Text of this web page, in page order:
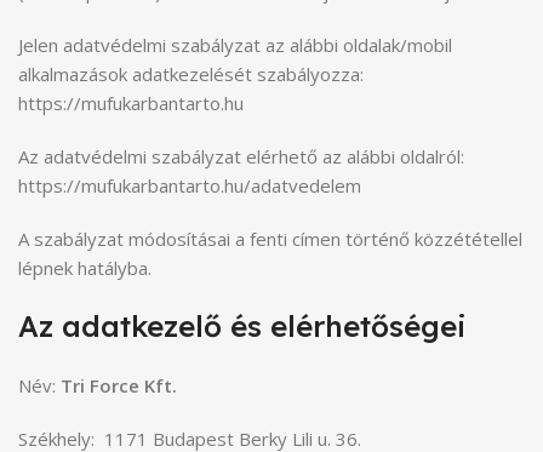
Jelen adatvédelmi szabályzat az alábbi oldalak/mobil
alkalmazások adatkezelését szabályozza:
https://mufukarbantarto.hu
Az adatvédelmi szabályzat elérhető az alábbi oldalról:
https://mufukarbantarto.hu/adatvedelem
A szabályzat módosításai a fenti címen történő közzététellel
lépnek hatályba.
Az adatkezelő és elérhetőségei
Név: Tri Force Kft.
Székhely: 1171 Budapest Berky Lili u. 36.